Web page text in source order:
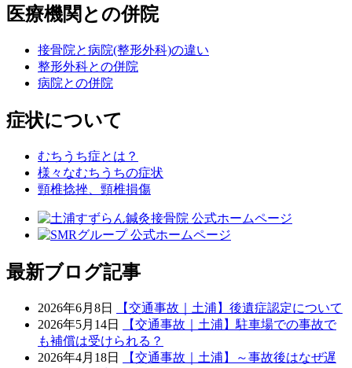
医療機関との併院
接骨院と病院(整形外科)の違い
整形外科との併院
病院との併院
症状について
むちうち症とは？
様々なむちうちの症状
頸椎捻挫、頸椎損傷
最新ブログ記事
2026年6月8日
【交通事故｜土浦】後遺症認定について
2026年5月14日
【交通事故｜土浦】駐車場での事故で
も補償は受けられる？
2026年4月18日
【交通事故｜土浦】～事故後はなぜ遅